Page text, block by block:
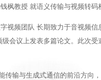
枫教授 就语义传输与视频转
视频团队 长期致力于音视频
会议上发表多篇论文。此次
传输与生成式通信的前沿方向